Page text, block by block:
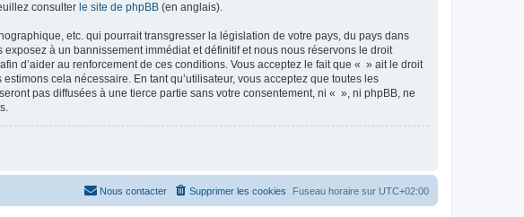
consulter le site de phpBB (en anglais).
etc. qui pourrait transgresser la législation de votre pays, du pays dans
à un bannissement immédiat et définitif et nous nous réservons le droit
d’aider au renforcement de ces conditions. Vous acceptez le fait que « » ait le droit
cela nécessaire. En tant qu’utilisateur, vous acceptez que toutes les
pas diffusées à une tierce partie sans votre consentement, ni « », ni phpBB, ne
Fuseau horaire sur UTC+02:00
Supprimer les cookies
Nous contacter